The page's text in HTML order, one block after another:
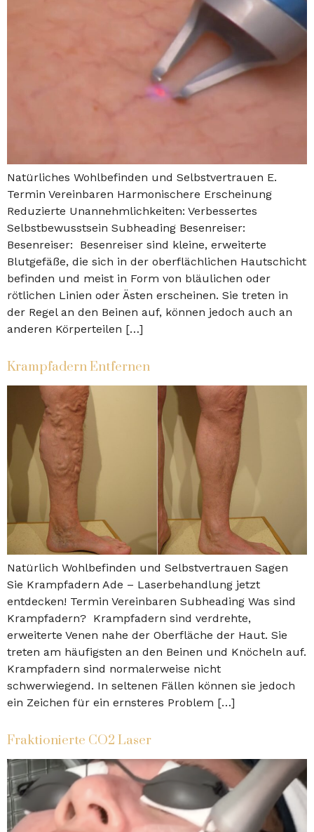
Natürliches Wohlbefinden und Selbstvertrauen E.
Termin Vereinbaren Harmonischere Erscheinung
Reduzierte Unannehmlichkeiten: Verbessertes
Selbstbewusstsein Subheading Besenreiser:
Besenreiser: Besenreiser sind kleine, erweiterte
Blutgefäße, die sich in der oberflächlichen Hautschicht
befinden und meist in Form von bläulichen oder
rötlichen Linien oder Ästen erscheinen. Sie treten in
der Regel an den Beinen auf, können jedoch auch an
anderen Körperteilen […]
Krampfadern Entfernen
Natürlich Wohlbefinden und Selbstvertrauen Sagen
Sie Krampfadern Ade – Laserbehandlung jetzt
entdecken! Termin Vereinbaren Subheading Was sind
Krampfadern? Krampfadern sind verdrehte,
erweiterte Venen nahe der Oberfläche der Haut. Sie
treten am häufigsten an den Beinen und Knöcheln auf.
Krampfadern sind normalerweise nicht
schwerwiegend. In seltenen Fällen können sie jedoch
ein Zeichen für ein ernsteres Problem […]
Fraktionierte CO2 Laser